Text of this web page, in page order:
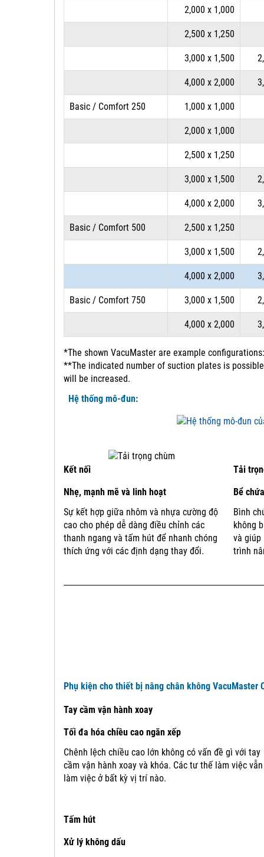
2,000 x 1,000
2,500 x 1,250
3,000 x 1,500
4,000 x 2,000
Basic / Comfort 250 1,000 x 1,000
2,000 x 1,000
2,500 x 1,250
3,000 x 1,500
4,000 x 2,000
Basic / Comfort 500 2,500 x 1,250
3,000 x 1,500
4,000 x 2,000
Basic / Comfort 750 3,000 x 1,500
4,000 x 2,000
*The shown VacuMaster are example
**The indicated number of suction plates is
will be increased.
Hệ thống mô-đun:
Kết nối
Nhẹ, mạnh mẽ và linh hoạt
Sự kết hợp giữa nhôm và nhựa cường độ
cao cho phép dễ dàng điều chỉnh các
thanh ngang và tấm hút để nhanh chóng
thích ứng với các định dạng thay đổi.
Tải
Bể
Bình
không
và giúp
trình
Phụ kiện cho thiết bị nâng chân không VacuMaster
Tay cầm vận hành xoay
Tối đa hóa chiều cao ngăn xếp
Chênh lệch chiều cao lớn không có vấn đề gì với tay
cầm vận hành xoay và khóa. Các tư thế làm việc vẫn
làm việc ở bất kỳ vị trí nào.
Tấm hút
Xử lý không dấu